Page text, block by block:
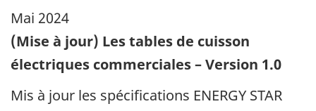
Mai 2024
(Mise à jour) Les tables de cuisson
électriques commerciales – Version 1.0
Mis à jour les spécifications ENERGY STAR